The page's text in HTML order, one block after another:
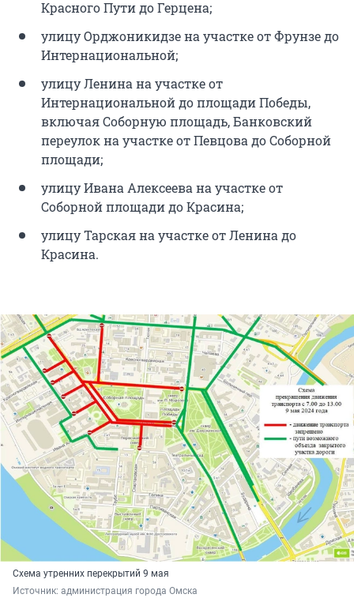
Красного Пути до Герцена;
улицу Орджоникидзе на участке от Фрунзе до
Интернациональной;
улицу Ленина на участке от
Интернациональной до площади Победы,
включая Соборную площадь, Банковский
переулок на участке от Певцова до Соборной
площади;
улицу Ивана Алексеева на участке от
Соборной площади до Красина;
улицу Тарская на участке от Ленина до
Красина.
Схема утренних перекрытий 9 мая
Источник: администрация города Омска